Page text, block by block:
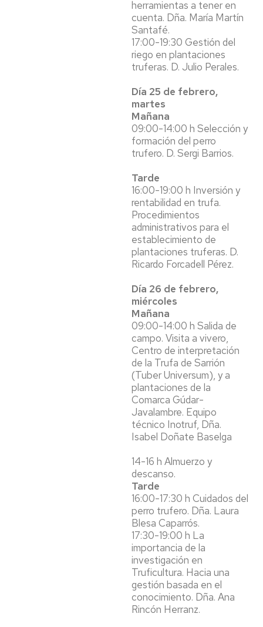
herramientas a tener en
cuenta. Dña. María Martín
Santafé.
17:00-19:30 Gestión del
riego en plantaciones
truferas. D. Julio Perales.
Día 25 de febrero,
martes
Mañana
09:00-14:00 h Selección y
formación del perro
trufero. D. Sergi Barrios.
Tarde
16:00-19:00 h Inversión y
rentabilidad en trufa.
Procedimientos
administrativos para el
establecimiento de
plantaciones truferas. D.
Ricardo Forcadell Pérez.
Día 26 de febrero,
miércoles
Mañana
09:00-14:00 h Salida de
campo. Visita a vivero,
Centro de interpretación
de la Trufa de Sarrión
(Tuber Universum), y a
plantaciones de la
Comarca Gúdar-
Javalambre. Equipo
técnico Inotruf, Dña.
Isabel Doñate Baselga
14-16 h Almuerzo y
descanso.
Tarde
16:00-17:30 h Cuidados del
perro trufero. Dña. Laura
Blesa Caparrós.
17:30-19:00 h La
importancia de la
investigación en
Truficultura. Hacia una
gestión basada en el
conocimiento. Dña. Ana
Rincón Herranz.